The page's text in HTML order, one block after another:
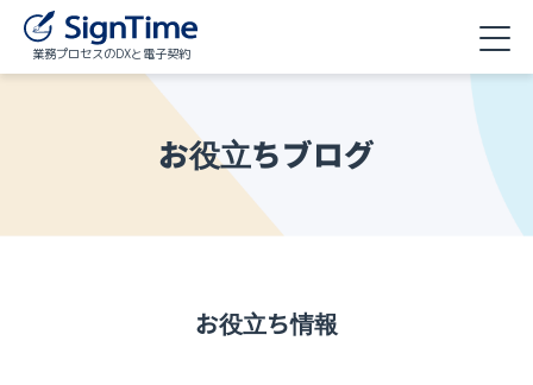
業務プロセスのDXと電子契約
お役立ちブログ
お役立ち情報